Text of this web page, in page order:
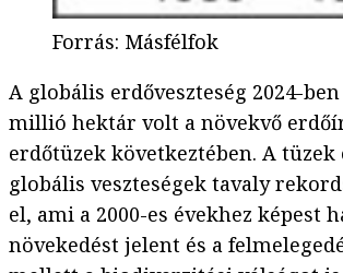
Forrás: Másfélfok
A globális erdőveszteség 2024-
millió hektár volt a növekvő
erdőtüzek következtében. A tüzek
globális veszteségek tavaly
el, ami a 2000-es évekhez képest
növekedést jelent és a